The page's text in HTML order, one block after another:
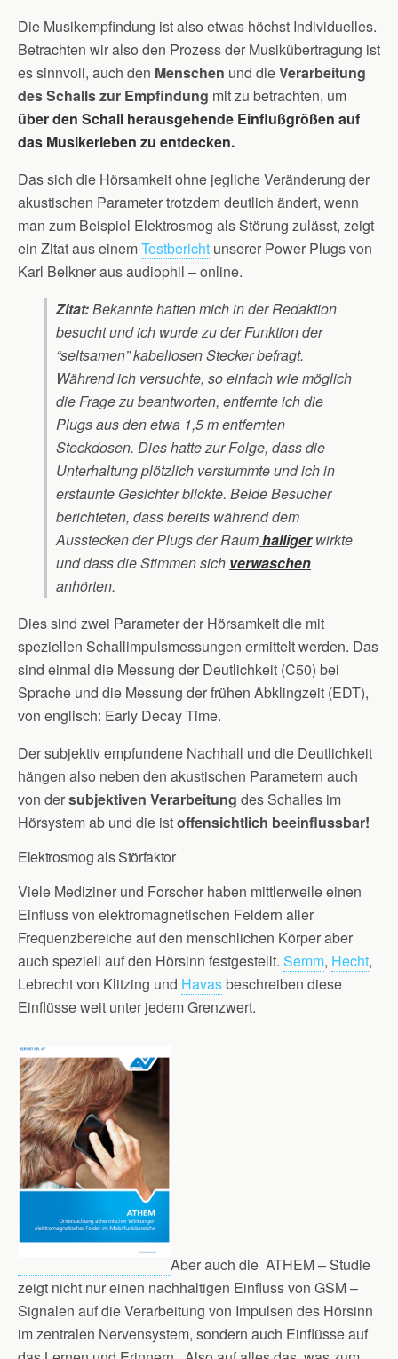
Die Musikempfindung ist also etwas höchst Individuelles.
Betrachten wir also den Prozess der Musikübertragung ist
es sinnvoll, auch den Menschen und dieVerarbeitung
des Schalls zur Empfindung mit zu betrachten, um
über den Schall herausgehende Einflußgrößen auf
das Musikerleben zu entdecken.
Das sich die Hörsamkeit ohne jegliche Veränderung der
akustischen Parameter trotzdem deutlich ändert, wenn
man zum Beispiel Elektrosmog als Störung zulässt, zeigt
ein Zitat aus einemTestbericht unserer Power Plugs von
Karl Belkner aus audiophil – online.
Zitat:Bekannte hatten mich in der Redaktion
besucht und ich wurde zu der Funktion der
“seltsamen” kabellosen Stecker befragt.
Während ich versuchte, so einfach wie möglich
die Frage zu beantworten, entfernte ich die
Plugs aus den etwa 1,5 m entfernten
Steckdosen. Dies hatte zur Folge, dass die
Unterhaltung plötzlich verstummte und ich in
erstaunte Gesichter blickte. Beide Besucher
berichteten, dass bereits während dem
Ausstecken der Plugs der Raumhalligerwirkte
und dass die Stimmen sich verwaschen
anhörten.
Dies sind zwei Parameter der Hörsamkeit die mit
speziellen Schallimpulsmessungen ermittelt werden. Das
sind einmal die Messung der Deutlichkeit (C50) bei
Sprache und die Messung der frühen Abklingzeit (EDT),
von englisch: Early Decay Time.
Der subjektiv empfundene Nachhall und die Deutlichkeit
hängen also neben den akustischen Parametern auch
von dersubjektiven Verarbeitung des Schalles im
Hörsystem ab und die istoffensichtlich beeinflussbar!
Elektrosmog als Störfaktor
Viele Mediziner und Forscher haben mittlerweile einen
Einfluss von elektromagnetischen Feldern aller
Frequenzbereiche auf den menschlichen Körper aber
auch speziell auf den Hörsinn festgestellt. Semm, Hecht,
Lebrecht von Klitzing und Havasbeschreiben diese
Einflüsse weit unter jedem Grenzwert.
Aber auch die ATHEM – Studie
zeigt nicht nur einen nachhaltigen Einfluss von GSM –
Signalen auf die Verarbeitung von Impulsen des Hörsinn
im zentralen Nervensystem, sondern auch Einflüsse auf